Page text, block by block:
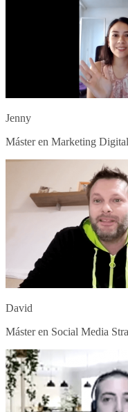
Jenny
Máster en Marketing Digital
David
Máster en Social Media